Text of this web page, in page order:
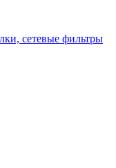
сетевые фильтры